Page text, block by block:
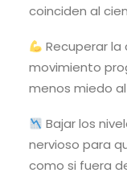
coinciden al
Recuperar
movimiento
menos miedo
Bajar los
nervioso para
como si fuera